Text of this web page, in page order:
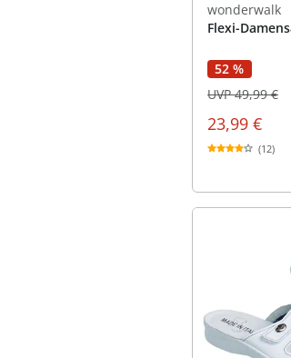
wonderwalk
Flexi-
52 %
23,99 €
UVP 49,99 €
(12)